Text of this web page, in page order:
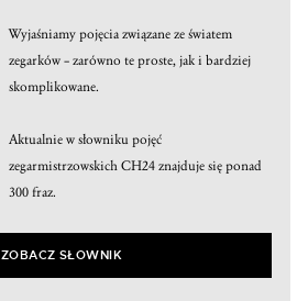
Wyjaśniamy pojęcia związane ze światem
zegarków – zarówno te proste, jak i bardziej
skomplikowane.
Aktualnie w słowniku pojęć
zegarmistrzowskich CH24 znajduje się ponad
300 fraz.
ZOBACZ SŁOWNIK